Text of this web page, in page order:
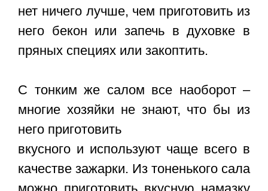
нет ничего лучше, чем приготовить из
него бекон или запечь в духовке в
пряных специях или закоптить.
С тонким же салом все наоборот –
многие хозяйки не знают, что бы из
него приготовить
вкусного и используют чаще всего в
качестве зажарки. Из тоненького сала